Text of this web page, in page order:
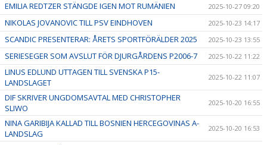
EMILIA REDTZER STÄNGDE IGEN MOT RUMÄNIEN 2025-10-27 09:20
NIKOLAS JOVANOVIC TILL PSV EINDHOVEN 2025-10-23 14:17
SCANDIC PRESENTERAR: ÅRETS SPORTFÖRÄLDER 2025 2025-10-23 13:55
SERIESEGER SOM AVSLUT FÖR DJURGÅRDENS P2006-7 2025-10-22 11:22
LINUS EDLUND UTTAGEN TILL SVENSKA P15-
LANDSLAGET
2025-10-22 11:07
DIF SKRIVER UNGDOMSAVTAL MED CHRISTOPHER
SLIWO
2025-10-20 16:55
NINA GARIBIJA KALLAD TILL BOSNIEN HERCEGOVINAS A-
LANDSLAG
2025-10-20 16:53